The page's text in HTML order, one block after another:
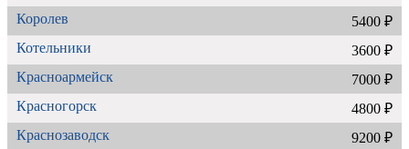
Королев
5400 ₽
Котельники
3600 ₽
Красноармейск
7000 ₽
Красногорск
4800 ₽
Краснозаводск
9200 ₽